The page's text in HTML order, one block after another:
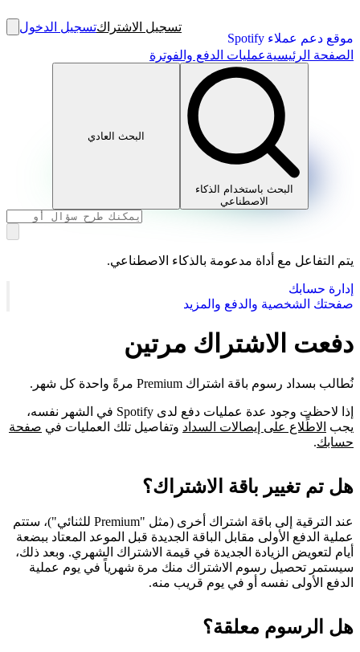
موقع دعم عملاء Spotify
تسجيل الاشتراكتسجيل الدخول
الصفحة الرئيسيةعمليات الدفع والفوترة
البحث باستخدام الذكاء
الاصطناعي
البحث العادي
يتم التفاعل مع أداة مدعومة بالذكاء الاصطناعي.
إدارة حسابك
صفحتك الشخصية والدفع والمزيد
دفعت الاشتراك مرتين
نُطالب بسداد رسوم باقة اشتراك Premium مرةً واحدة كل شهر.
إذا لاحظت وجود عدة عمليات دفع لدى Spotify في الشهر نفسه،
يجب الاطِّلاع على إيصالات السداد وتفاصيل تلك العمليات في صفحة
حسابك.
هل تم تغيير باقة الاشتراك؟
عند الترقية إلى باقة اشتراك أخرى (مثل "Premium للثنائي")، ستتم
عملية الدفع الأولى مقابل الباقة الجديدة قبل الموعد المعتاد ببضعة
أيام لتعويض الزيادة الجديدة في قيمة الاشتراك الشهري. وبعد ذلك،
سيستمر تحصيل رسوم الاشتراك منك مرة شهرياً في يوم عملية
الدفع الأولى نفسه أو في يوم قريب منه.
هل الرسوم معلقة؟